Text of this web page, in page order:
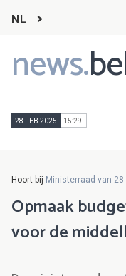
NL
news.
Main
navigation
28 FEB 2025 15:29
Hoort bij Ministerraad van
Opmaak
voor de